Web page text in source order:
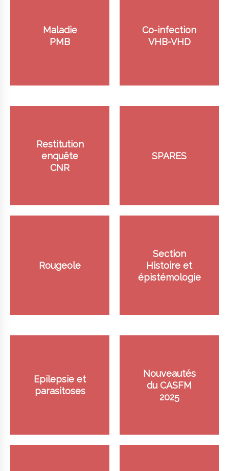
Maladie
PMB
Co-infection
VHB-VHD
Restitution
enquête
CNR
SPARES
Rougeole
Section
Histoire et
épistémologie
Epilepsie et
parasitoses
Nouveautés
du CASFM
2025